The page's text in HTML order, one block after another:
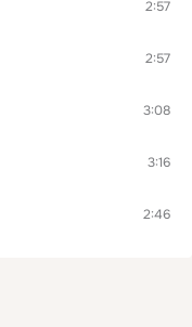
2:57
2:57
3:08
3:16
2:46